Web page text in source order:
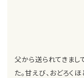
父から送られてきまし
た。甘えび、おどろく